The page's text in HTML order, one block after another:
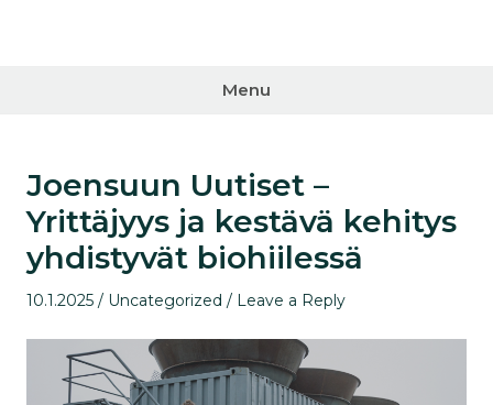
Menu
Joensuun Uutiset –
Yrittäjyys ja kestävä kehitys
yhdistyvät biohiilessä
Posted
10.1.2025
Posted
Uncategorized Leave a Reply